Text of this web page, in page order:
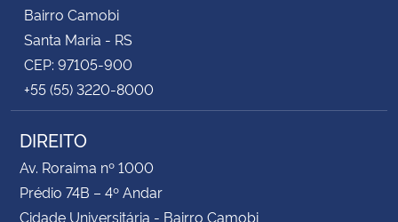
Bairro Camobi
Santa Maria - RS
CEP: 97105-900
+55 (55) 3220-8000
DIREITO
Av. Roraima nº 1000
Prédio 74B – 4º Andar
Cidade Universitária - Bairro Camobi